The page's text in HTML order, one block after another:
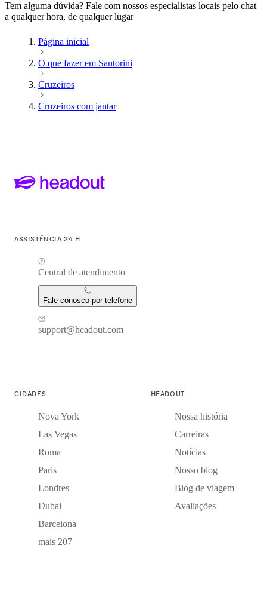
Tem alguma dúvida? Fale com nossos especialistas locais pelo chat
a qualquer hora, de qualquer lugar
Página inicial
O que fazer em Santorini
Cruzeiros
Cruzeiros com jantar
ASSISTÊNCIA 24 H
Central de atendimento
Fale conosco por telefone
support@headout.com
CIDADES
Nova York
Las Vegas
Roma
Paris
Londres
Dubai
Barcelona
mais 207
HEADOUT
Nossa história
Carreiras
Notícias
Nosso blog
Blog de viagem
Avaliações